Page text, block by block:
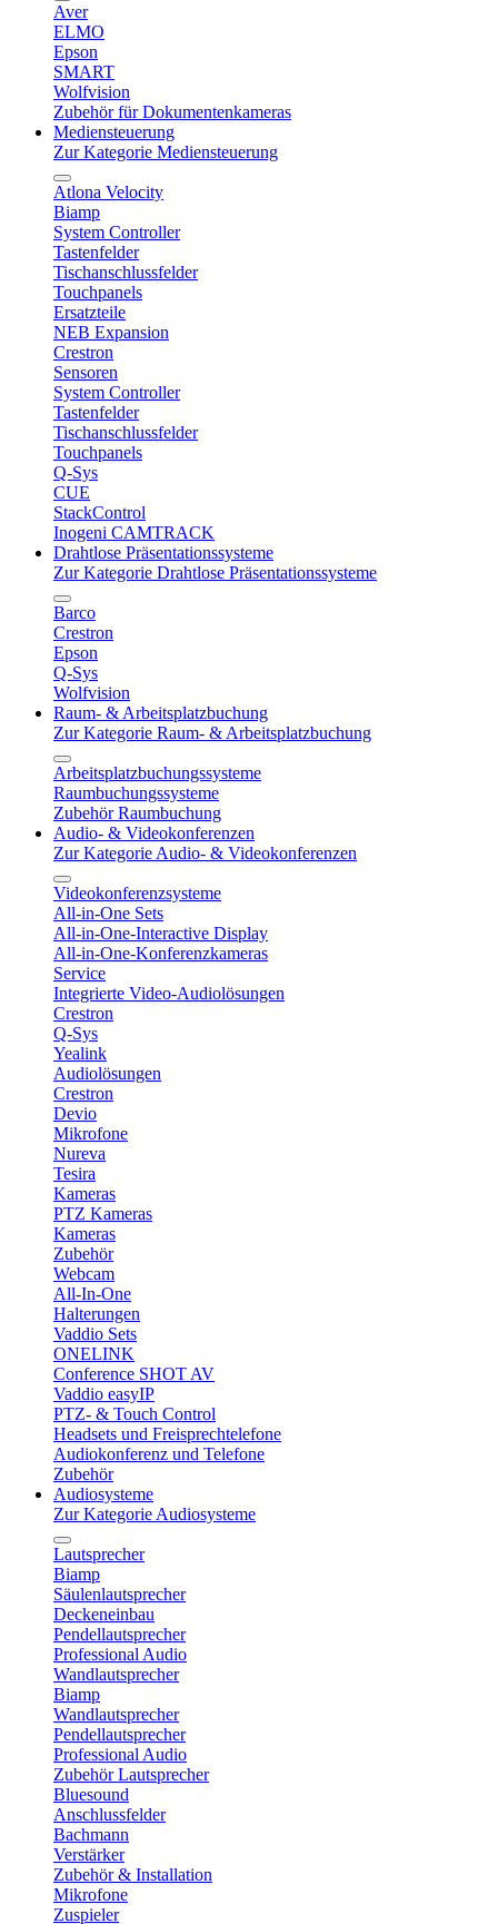
Aver
ELMO
Epson
SMART
Wolfvision
Zubehör für Dokumentenkameras
Mediensteuerung
Zur Kategorie Mediensteuerung
Atlona Velocity
Biamp
System Controller
Tastenfelder
Tischanschlussfelder
Touchpanels
Ersatzteile
NEB Expansion
Crestron
Sensoren
System Controller
Tastenfelder
Tischanschlussfelder
Touchpanels
Q-Sys
CUE
StackControl
Inogeni CAMTRACK
Drahtlose Präsentationssysteme
Zur Kategorie Drahtlose Präsentationssysteme
Barco
Crestron
Epson
Q-Sys
Wolfvision
Raum- & Arbeitsplatzbuchung
Zur Kategorie Raum- & Arbeitsplatzbuchung
Arbeitsplatzbuchungssysteme
Raumbuchungssysteme
Zubehör Raumbuchung
Audio- & Videokonferenzen
Zur Kategorie Audio- & Videokonferenzen
Videokonferenzsysteme
All-in-One Sets
All-in-One-Interactive Display
All-in-One-Konferenzkameras
Service
Integrierte Video-Audiolösungen
Crestron
Q-Sys
Yealink
Audiolösungen
Crestron
Devio
Mikrofone
Nureva
Tesira
Kameras
PTZ Kameras
Kameras
Zubehör
Webcam
All-In-One
Halterungen
Vaddio Sets
ONELINK
Conference SHOT AV
Vaddio easyIP
PTZ- & Touch Control
Headsets und Freisprechtelefone
Audiokonferenz und Telefone
Zubehör
Audiosysteme
Zur Kategorie Audiosysteme
Lautsprecher
Biamp
Säulenlautsprecher
Deckeneinbau
Pendellautsprecher
Professional Audio
Wandlautsprecher
Biamp
Wandlautsprecher
Pendellautsprecher
Professional Audio
Zubehör Lautsprecher
Bluesound
Anschlussfelder
Bachmann
Verstärker
Zubehör & Installation
Mikrofone
Zuspieler